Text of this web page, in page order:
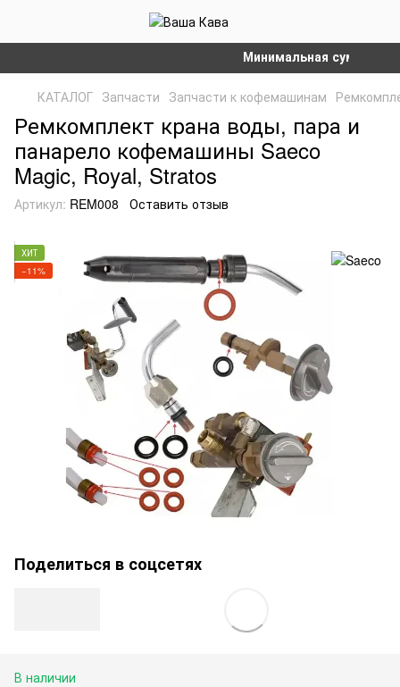
Минимальная сумма
КАТАЛОГ Запчасти Запчасти к кофемашинам
Ремкомплект крана воды, пара и
панарело кофемашины Saeco
Magic, Royal, Stratos
Артикул: REM008 Оставить отзыв
ХИТ
−11%
Поделиться в соцсетях
В наличии